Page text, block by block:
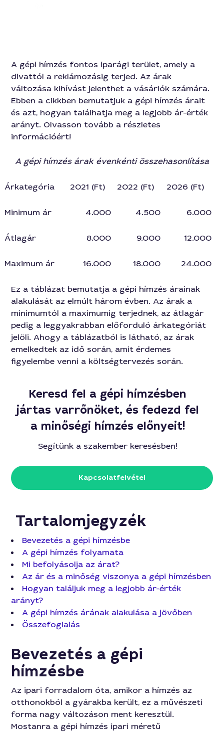
A gépi hímzés fontos iparági terület, amely a
divattól a reklámozásig terjed. Az árak
változása kihívást jelenthet a vásárlók számára.
Ebben a cikkben bemutatjuk a gépi hímzés árait
és azt, hogyan találhatja meg a legjobb ár-érték
arányt. Olvasson tovább a részletes
információért!
A gépi hímzés árak évenkénti összehasonlítása
Árkategória 2021 (Ft) 2022 (Ft) 2026 (Ft)
Minimum ár 4.000 4.500 6.000
Átlagár 8.000 9.000 12.000
Maximum ár 16.000 18.000 24.000
Ez a táblázat bemutatja a gépi hímzés árainak
alakulását az elmúlt három évben. Az árak a
minimumtól a maximumig terjednek, az átlagár
pedig a leggyakrabban előforduló árkategóriát
jelöli. Ahogy a táblázatból is látható, az árak
emelkedtek az idő során, amit érdemes
figyelembe venni a költségtervezés során.
Keresd fel a gépi hímzésben
jártas varrőnöket, és fedezd fel
a minőségi hímzés előnyeit!
Segítünk a szakember keresésben!
Kapcsolatfelvétel
Tartalomjegyzék
Bevezetés a gépi hímzésbe
A gépi hímzés folyamata
Mi befolyásolja az árat?
Az ár és a minőség viszonya a gépi hímzésben
Hogyan találjuk meg a legjobb ár-érték
arányt?
A gépi hímzés árának alakulása a jövőben
Összefoglalás
Bevezetés a gépi
hímzésbe
Az ipari forradalom óta, amikor a hímzés az
otthonokból a gyárakba került, ez a művészeti
forma nagy változáson ment keresztül.
Mostanra a gépi hímzés ipari méretű